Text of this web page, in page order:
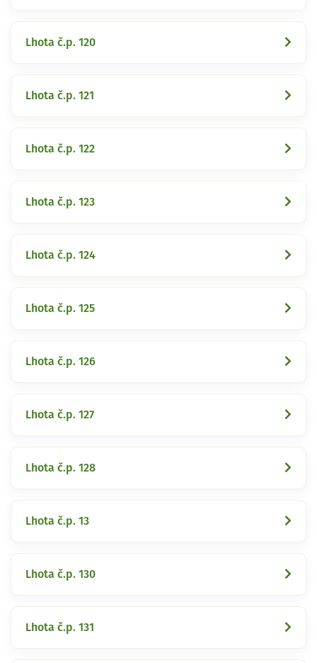
Lhota č.p. 120
Lhota č.p. 121
Lhota č.p. 122
Lhota č.p. 123
Lhota č.p. 124
Lhota č.p. 125
Lhota č.p. 126
Lhota č.p. 127
Lhota č.p. 128
Lhota č.p. 13
Lhota č.p. 130
Lhota č.p. 131